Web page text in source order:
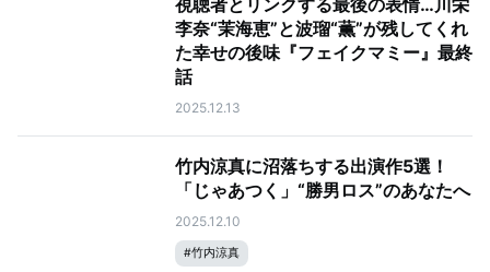
視聴者とリンクする最後の表情…川栄
李奈“茉海恵”と波瑠“薫”が残してくれ
た幸せの後味『フェイクマミー』最終
話
2025.12.13
竹内涼真に沼落ちする出演作5選！
「じゃあつく」“勝男ロス”のあなたへ
2025.12.10
#竹内涼真